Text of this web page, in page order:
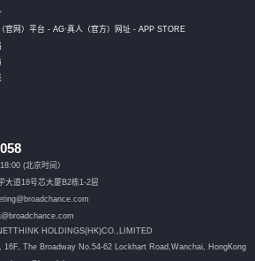
官网）平台 - AG·真人（官方）网址 - APP STORE
(北京时间）
大道18号芯大厦B2栋1-2层
HOLDINGS(HK)CO.,LIMITED
16F, The Broadway No.54-62 Lockhart Road, Wanchai, HongKong